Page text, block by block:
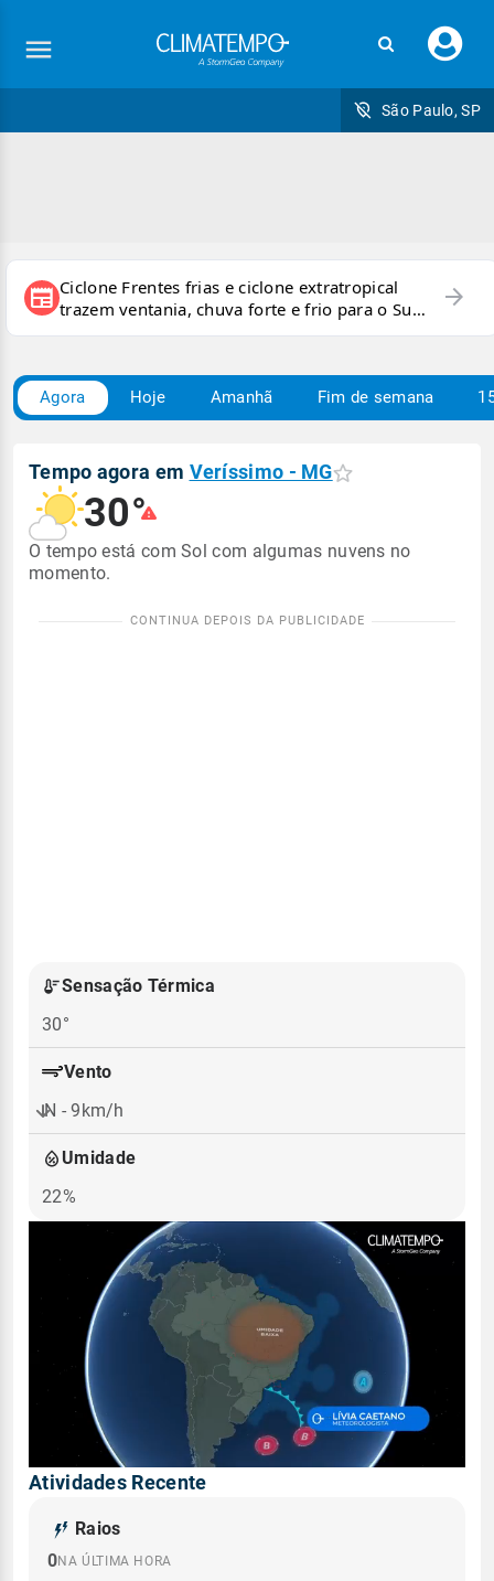
seu
São Paulo, SP
newspaper Ciclone Frentes frias e ciclone extratropical
trazem ventania, chuva forte e frio para o Sul
e Sudeste
arrow_forward
Agora Hoje Amanhã Fim de semana
Tempo agora em Veríssimo - MG
30°
O tempo está com Sol com algumas nuvens no
momento.
Sensação Térmica
30°
Vento
N - 9km/h
Umidade
22%
Atividades Recente
Raios
0NA ÚLTIMA HORA